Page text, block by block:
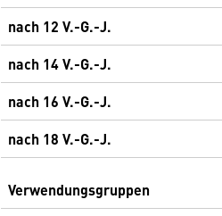
nach 12 V.-G.-J.
nach 14 V.-G.-J.
nach 16 V.-G.-J.
nach 18 V.-G.-J.
Verwendungsgruppen